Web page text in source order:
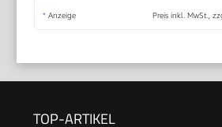
* Anzeige Preis inkl. MwSt.,
TOP-ARTIKEL